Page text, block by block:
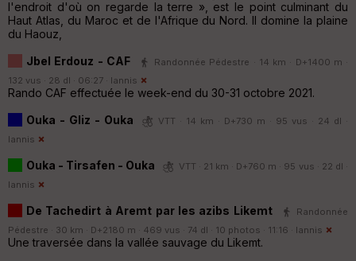
l'endroit d'où on regarde la terre », est le point culminant du
Haut Atlas, du Maroc et de l'Afrique du Nord. Il domine la plaine
du Haouz,
Jbel Erdouz - CAF
Randonnée Pédestre · 14 km · D+1400 m ·
132 vus · 28 dl · 06:27 · Iannis
Rando CAF effectuée le week-end du 30-31 octobre 2021.
Ouka - Gliz - Ouka
VTT · 14 km · D+730 m · 95 vus · 24 dl ·
Iannis
Ouka - Tirsafen - Ouka
VTT · 21 km · D+760 m · 95 vus · 22 dl ·
Iannis
De Tachedirt à Aremt par les azibs Likemt
Randonnée
Pédestre · 30 km · D+2180 m · 469 vus · 74 dl · 10 photos · 11:16 · Iannis
Une traversée dans la vallée sauvage du Likemt.